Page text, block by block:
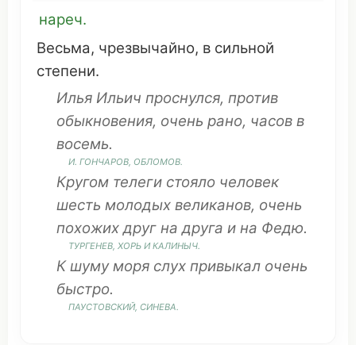
нареч.
Весьма, чрезвычайно, в сильной
степени.
Илья Ильич проснулся, против
обыкновения, очень рано, часов в
восемь.
И. ГОНЧАРОВ, ОБЛОМОВ.
Кругом телеги стояло человек
шесть молодых великанов, очень
похожих друг надруга и на Федю.
ТУРГЕНЕВ, ХОРЬ И КАЛИНЫЧ.
Кшумуморя слух привыкал очень
быстро.
ПАУСТОВСКИЙ, СИНЕВА.